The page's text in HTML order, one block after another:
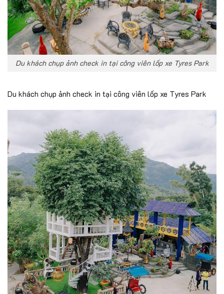
Du khách chụp ảnh check in tại công viên lốp xe Tyres Park
Du khách chụp ảnh check in tại công viên lốp xe Tyres Park